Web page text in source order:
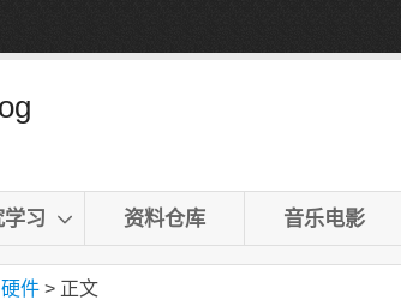
习 资料仓库 音乐电影
件 > 正文